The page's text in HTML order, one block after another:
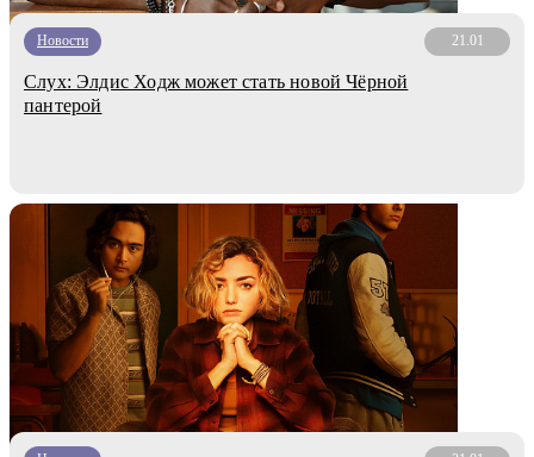
Новости 21.01
Слух: Элдис Ходж может стать новой Чёрной
пантерой